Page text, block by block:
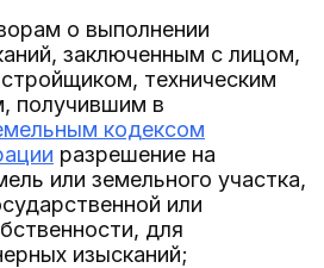
о выполнении
заключенным с лицом,
техническим
получившим в
кодексом
разрешение на
или земельного участка,
или
для
изысканий;